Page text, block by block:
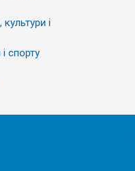
і
спорту